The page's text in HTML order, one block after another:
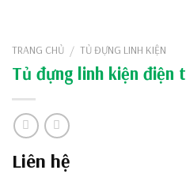
TRANG CHỦ / TỦ ĐỰNG LINH KIỆN
Tủ đựng linh kiện điện
Liên hệ